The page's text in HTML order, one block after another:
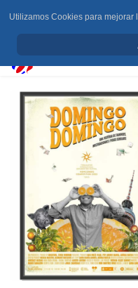
Utilizamos Cookies para